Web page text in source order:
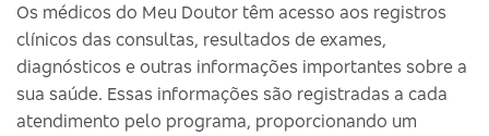
Os médicos do Meu Doutor têm acesso aos registros
clínicos das consultas, resultados de exames,
diagnósticos e outras informações importantes sobre a
sua saúde. Essas informações são registradas a cada
atendimento pelo programa, proporcionando um